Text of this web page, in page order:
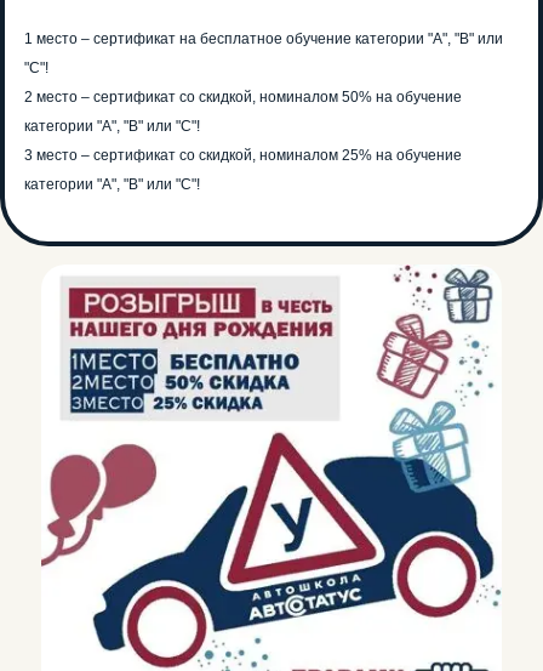
1 место – сертификат на бесплатное обучение категории "А", "В" или
"С"!
2 место – сертификат со скидкой, номиналом 50% на обучение
категории "А", "В" или "С"!
3 место – сертификат со скидкой, номиналом 25% на обучение
категории "А", "В" или "С"!